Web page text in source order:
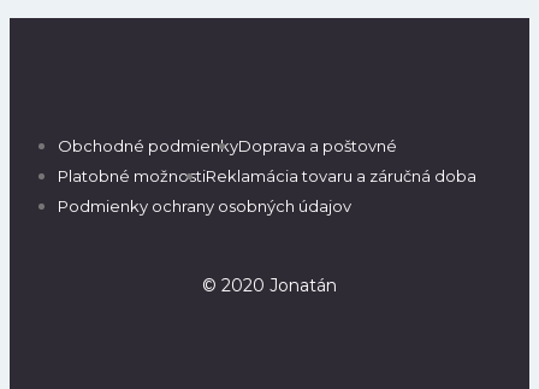
Obchodné podmienkyDoprava a poštovné
Platobné možnostiReklamácia tovaru a záručná doba
Podmienky ochrany osobných údajov
© 2020 Jonatán